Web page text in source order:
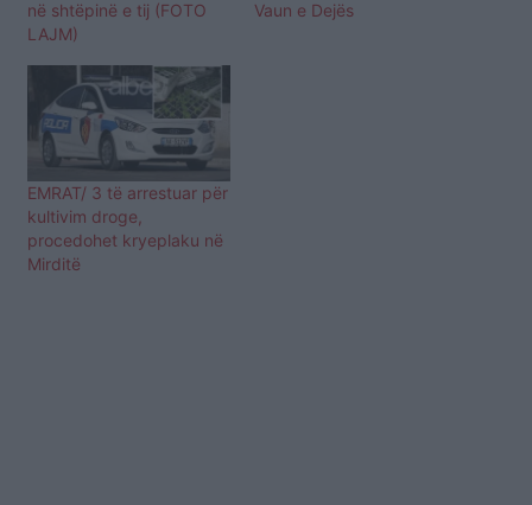
në shtëpinë e tij (FOTO
LAJM)
Vaun e Dejës
EMRAT/ 3 të arrestuar për
kultivim droge,
procedohet kryeplaku në
Mirditë